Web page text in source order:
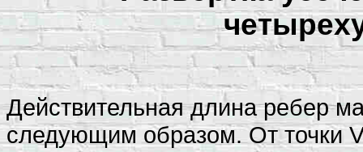
Действительная длина ребер
следующим образом. От точки